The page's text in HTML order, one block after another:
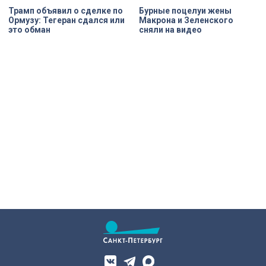
Трамп объявил о сделке по
Ормузу: Тегеран сдался или
это обман
Бурные поцелуи жены
Макрона и Зеленского
сняли на видео